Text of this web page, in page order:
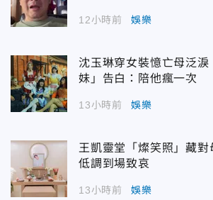
12小時前 娛樂
沈玉琳穿女裝憶亡母泛
妹」告白：陪他瘋一次
13小時前 娛樂
王凱靈堂「燦笑照」藏
低調到場致哀
13小時前 娛樂